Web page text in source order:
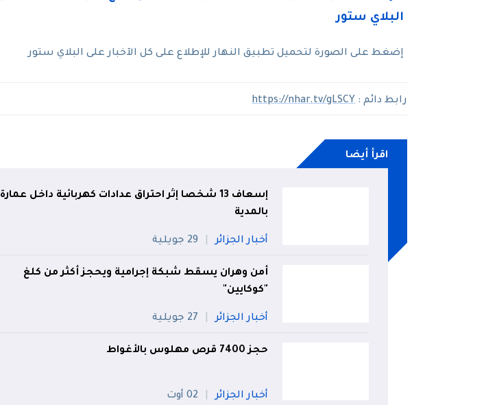
إضغط على الصورة لتحميل تطبيق النهار للإطلاع على كل الآخبار على البلاي ستور
رابط دائم :https://nhar.tv/gLSCY
اقرأ أيضا
إسعاف 13 شخصا إثر احتراق عدادات كهربائية داخل عمارة
بالمدية
أخبار الجزائر 29 جويلية
أمن وهران يسقط شبكة إجرامية ويحجز أكثر من كلغ
"كوكايين"
أخبار الجزائر 27 جويلية
حجز 7400 قرص مهلوس بالأغواط
أخبار الجزائر 02 أوت